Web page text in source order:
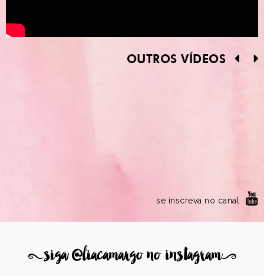
OUTROS VÍDEOS
se inscreva no canal
8siga @liacamargo no instagram9